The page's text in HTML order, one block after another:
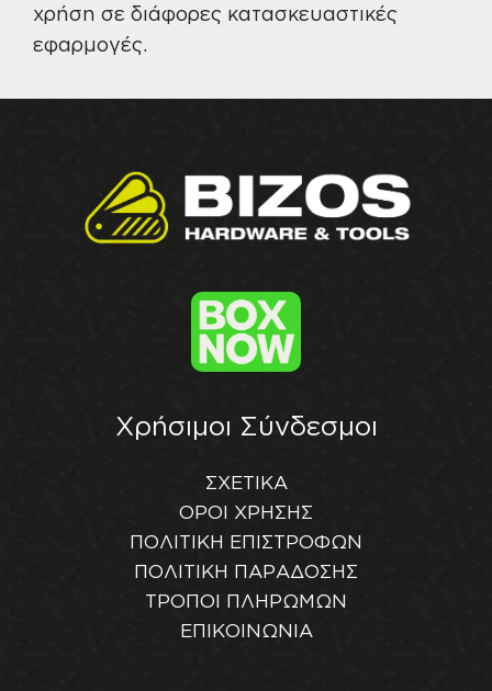
χρήση σε διάφορες κατασκευαστικές
εφαρμογές.
Χρήσιμοι Σύνδεσμοι
ΣΧΕΤΙΚΑ
ΟΡΟΙ ΧΡΗΣΗΣ
ΠΟΛΙΤΙΚΗ ΕΠΙΣΤΡΟΦΩΝ
ΠΟΛΙΤΙΚΗ ΠΑΡΑΔΟΣΗΣ
ΤΡΟΠΟΙ ΠΛΗΡΩΜΩΝ
ΕΠΙΚΟΙΝΩΝΙΑ